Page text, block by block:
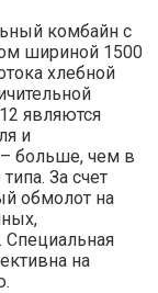
комбайн с
шириной 1500
хлебной
являются
и
больше, чем в
За счет
обмолот на
на